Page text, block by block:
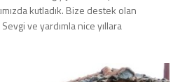
kutladık. Bize destek olan
ve yardımla nice yıllara